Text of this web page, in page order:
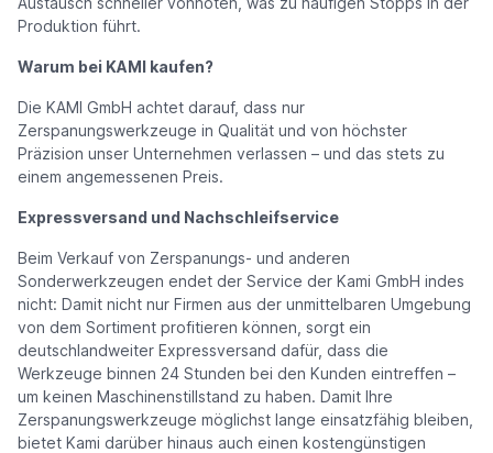
Produktion führt.
Warum bei KAMI kaufen?
Die KAMI GmbH achtet darauf, dass nur
Zerspanungswerkzeuge in Qualität und von höchster
Präzision unser Unternehmen verlassen – und das stets zu
einem angemessenen Preis.
Expressversand und Nachschleifservice
Beim Verkauf von Zerspanungs- und anderen
Sonderwerkzeugen endet der Service der Kami GmbH indes
nicht: Damit nicht nur Firmen aus der unmittelbaren Umgebung
von dem Sortiment profitieren können, sorgt ein
deutschlandweiter Expressversand dafür, dass die
Werkzeuge binnen 24 Stunden bei den Kunden eintreffen –
um keinen Maschinenstillstand zu haben. Damit Ihre
Zerspanungswerkzeuge möglichst lange einsatzfähig bleiben,
bietet Kami darüber hinaus auch einen kostengünstigen